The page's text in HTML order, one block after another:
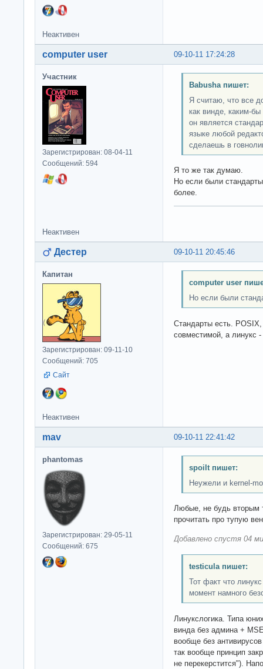
Неактивен
09-10-11 17:24:28
computer user
Участник
Зарегистрирован: 08-04-11
Сообщений: 594
Babusha пишет:
Я считаю, что все
как винде, каким-
он является
языке любой
сделаешь в
Я то же так думаю.
Но если были
более.
Неактивен
09-10-11 20:45:46
Дестер
Капитан
Зарегистрирован: 09-11-10
Сообщений: 705
Сайт
computer user
Но если были
Стандарты есть.
совместимой, а линукс -
Неактивен
09-10-11 22:41:42
mav
phantomas
Зарегистрирован: 29-05-11
Сообщений: 675
spoilt пишет:
Неужели и kernel-
Любые, не будь вторым
прочитать про тупую
Добавлено спустя 04
testicula пишет:
Тот факт что
момент намного
Линукслогика. Типа
винда без админа +
вообще без
так вообще принцип
не перекерстится").